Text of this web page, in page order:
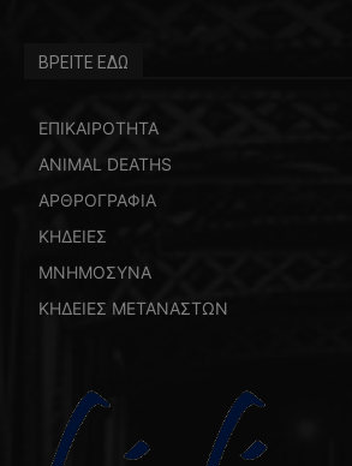
ΒΡΕΙΤΕ ΕΔΩ
ΕΠΙΚΑΙΡΟΤΗΤΑ
ANIMAL DEATHS
ΑΡΘΡΟΓΡΑΦΙΑ
ΚΗΔΕΙΕΣ
ΜΝΗΜΟΣΥΝΑ
ΚΗΔΕΙΕΣ ΜΕΤΑΝΑΣΤΩΝ